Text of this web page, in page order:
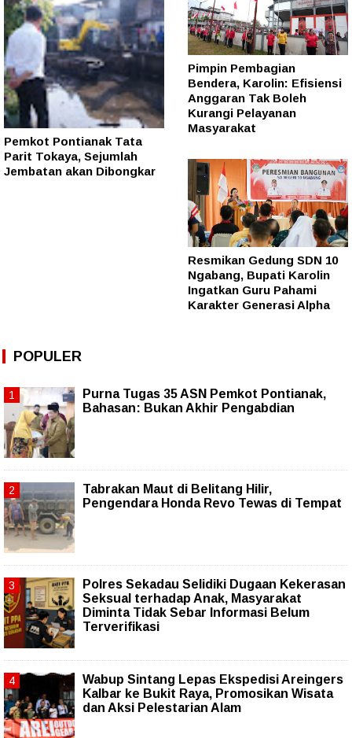
Pemkot Pontianak Tata
Parit Tokaya, Sejumlah
Jembatan akan Dibongkar
Pimpin Pembagian
Bendera, Karolin: Efisiensi
Anggaran Tak Boleh
Kurangi Pelayanan
Masyarakat
Resmikan Gedung SDN 10
Ngabang, Bupati Karolin
Ingatkan Guru Pahami
Karakter Generasi Alpha
POPULER
Purna Tugas 35 ASN Pemkot Pontianak,
Bahasan: Bukan Akhir Pengabdian
Tabrakan Maut di Belitang Hilir,
Pengendara Honda Revo Tewas di Tempat
Polres Sekadau Selidiki Dugaan Kekerasan
Seksual terhadap Anak, Masyarakat
Diminta Tidak Sebar Informasi Belum
Terverifikasi
Wabup Sintang Lepas Ekspedisi Areingers
Kalbar ke Bukit Raya, Promosikan Wisata
dan Aksi Pelestarian Alam